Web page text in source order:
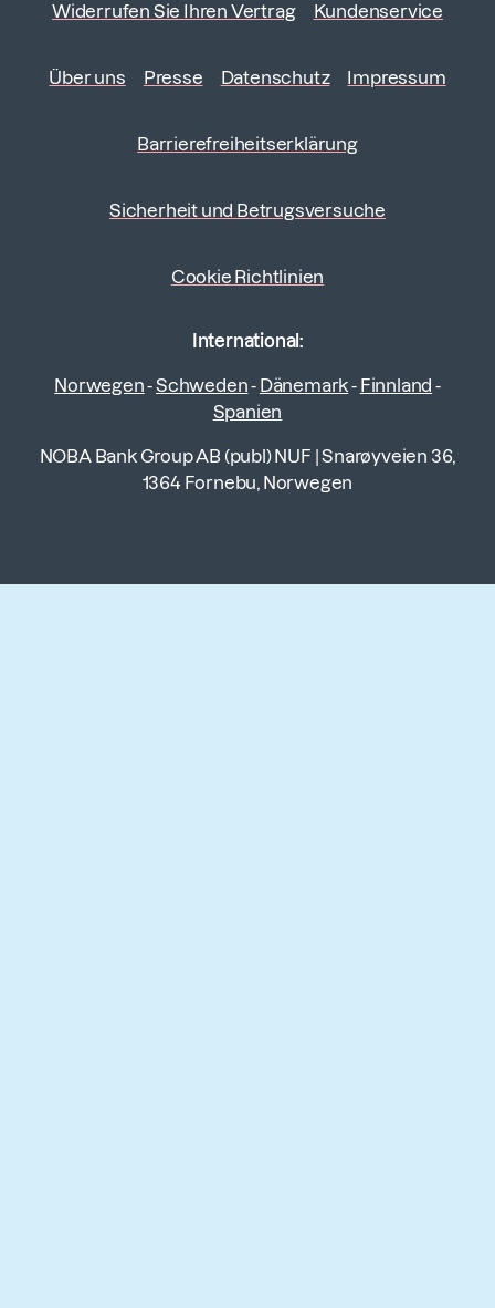
Widerrufen Sie Ihren Vertrag Kundenservice
Über uns Presse Datenschutz Impressum
Barrierefreiheitserklärung
Sicherheit und Betrugsversuche
Cookie Richtlinien
International:
Norwegen-Schweden- Dänemark- Finnland -
Spanien
NOBA Bank Group AB (publ) NUF |Snarøyveien 36,
1364 Fornebu, Norwegen